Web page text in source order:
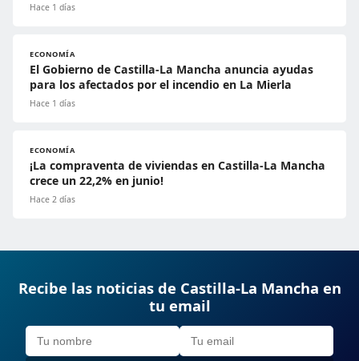
Hace 1 días
ECONOMÍA
El Gobierno de Castilla-La Mancha anuncia ayudas
para los afectados por el incendio en La Mierla
Hace 1 días
ECONOMÍA
¡La compraventa de viviendas en Castilla-La Mancha
crece un 22,2% en junio!
Hace 2 días
Recibe las noticias de Castilla-La Mancha en
tu email